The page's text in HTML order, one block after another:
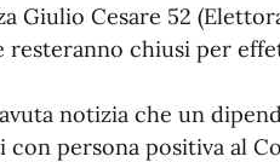
Giulio Cesare 52
resteranno chiusi per
notizia che un
persona positiva al